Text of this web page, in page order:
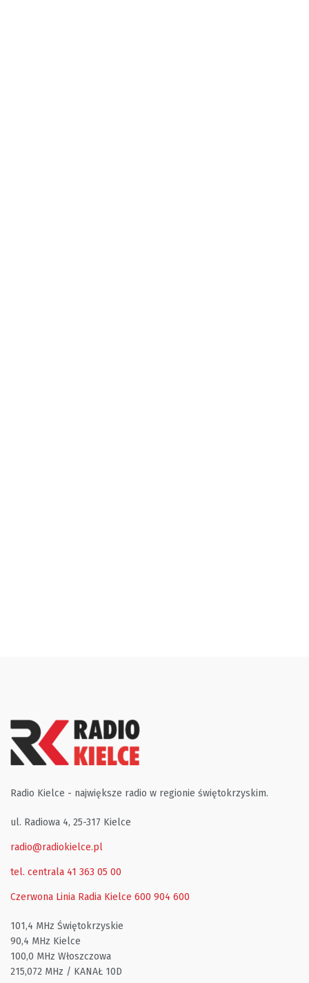
Radio Kielce - największe radio w regionie świętokrzyskim.
ul. Radiowa 4, 25-317 Kielce
radio@radiokielce.pl
tel. centrala 41 363 05 00
Czerwona Linia Radia Kielce 600 904 600
101,4 MHz Świętokrzyskie
90,4 MHz Kielce
100,0 MHz Włoszczowa
215,072 MHz / KANAŁ 10D